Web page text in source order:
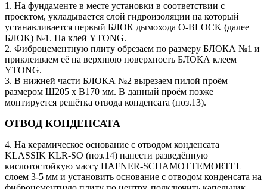
1. На фундаменте в месте установки в соответствии с
проектом, укладывается слой гидроизоляции на который
устанавливается первый БЛОК дымохода O-BLOCK (далее
БЛОК) №1. На клей YTONG.
2. Фиброцементную плиту обрезаем по размеру БЛОКА №1 и
приклеиваем её на верхнюю поверхность БЛОКА клеем
YTONG.
3. В нижней части БЛОКА №2 вырезаем пилой проём
размером Ш205 х В170 мм. В данный проём позже
монтируется решётка отвода конденсата (поз.13).
ОТВОД КОНДЕНСАТА
4. На керамическое основание с отводом конденсата
KLASSIK KLR-SO (поз.14) нанести разведённую
кислотостойкую массу HAFNER-SCHAMOTTEMORTEL
слоем 3-5 мм и установить основание с отводом конденсата на